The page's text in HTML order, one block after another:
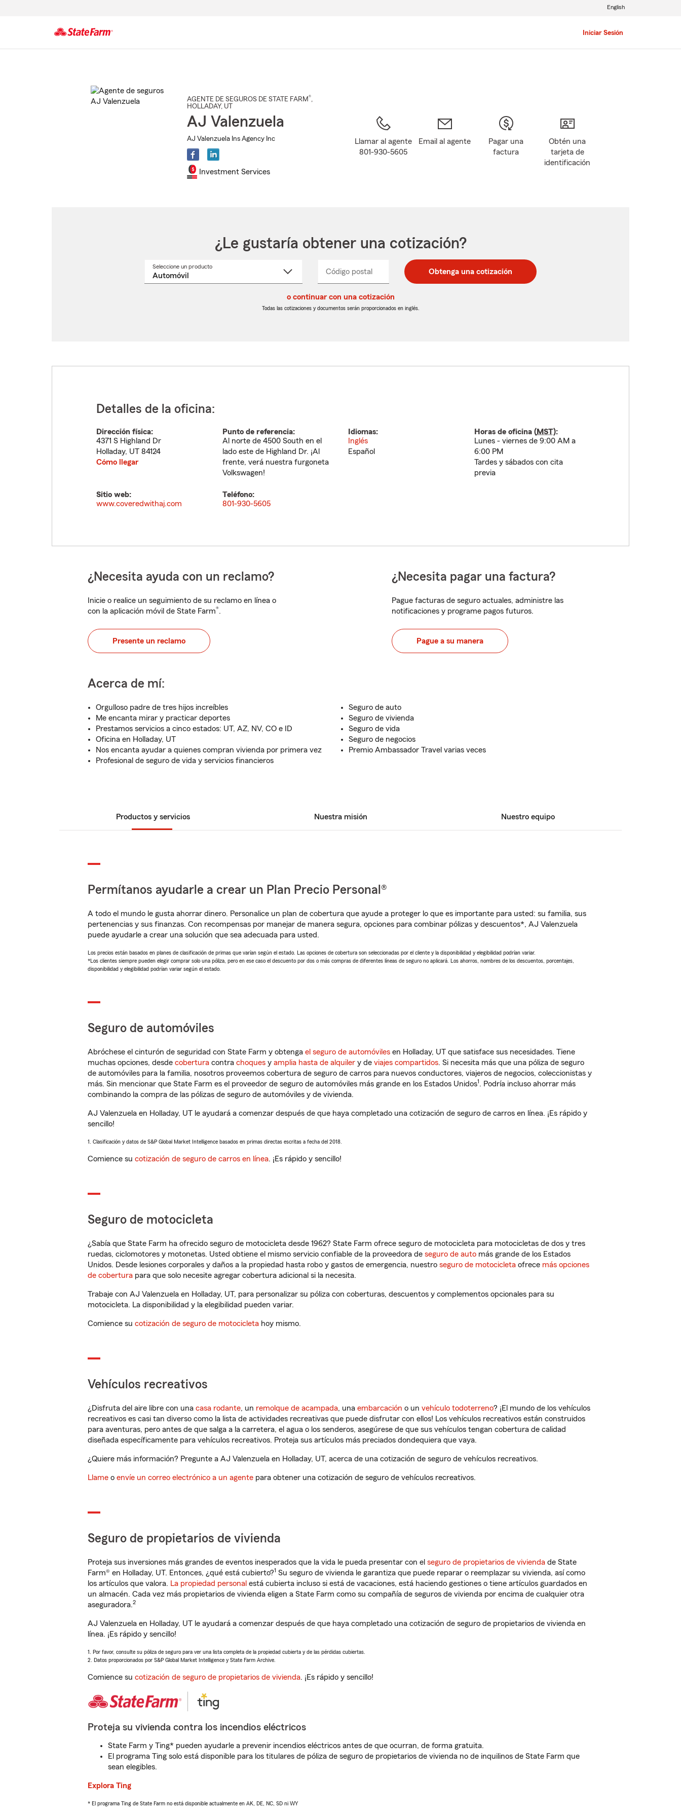
Iniciar Sesión
English
AGENTE DE SEGUROS DE STATE FARM®,
HOLLADAY, UT
AJ Valenzuela
AJ Valenzuela Ins Agency Inc
Investment Services
Llamar al agente
801-930-5605
Email al agente
Pagar una
factura
Obtén una
tarjeta de
identificación
¿Le gustaría obtener una cotización?
Seleccione un productoSeleccione
Código postal
postal
de
postal
de
_____ Obtenga una cotización
o continuar con una cotización
Todas las cotizaciones y documentos serán proporcionados en inglés.
Detalles de la oficina:
Dirección física:
4371 S Highland Dr
Holladay, UT 84124
Cómo llegar
Punto de referencia:
Al norte de 4500 South en el
lado este de Highland Dr. ¡Al
frente, verá nuestra furgoneta
Volkswagen!
Idiomas:
Inglés
Español
Horas de oficina (MST):
Lunes - viernes de 9:00 AM a
6:00 PM
Tardes y sábados con cita
previa
Sitio web:
www.coveredwithaj.com
Teléfono:
801-930-5605
¿Necesita ayuda con un reclamo?
Inicie o realice un seguimiento de su reclamo en línea o
con la aplicación móvil de State Farm®.
Presente un reclamo
¿Necesita pagar una factura?
Pague facturas de seguro actuales, administre las
notificaciones y programe pagos futuros.
Pague a su manera
Acerca de mí:
Orgulloso padre de tres hijos increíbles
Me encanta mirar y practicar deportes
Prestamos servicios a cinco estados: UT, AZ, NV, CO e ID
Oficina en Holladay, UT
Nos encanta ayudar a quienes compran vivienda por primera vez
Profesional de seguro de vida y servicios financieros
Seguro de auto
Seguro de vivienda
Seguro de vida
Seguro de negocios
Premio Ambassador Travel varias veces
Productos y servicios Nuestra misión Nuestro equipo
Permítanos ayudarle a crear un Plan Precio Personal®
A todo el mundo le gusta ahorrar dinero. Personalice un plan de cobertura que ayude a proteger lo que es importante para usted: su familia, sus
pertenencias y sus finanzas. Con recompensas por manejar de manera segura, opciones para combinar pólizas y descuentos*, AJ Valenzuela
puede ayudarle a crear una solución que sea adecuada para usted.
Los precios están basados en planes de clasificación de primas que varían según el estado. Las opciones de cobertura son seleccionadas por el cliente y la disponibilidad y elegibilidad podrían variar.
*Los clientes siempre pueden elegir comprar solo una póliza, pero en ese caso el descuento por dos o más compras de diferentes líneas de seguro no aplicará. Los ahorros, nombres de los descuentos, porcentajes,
disponibilidad y elegibilidad podrían variar según el estado.
Seguro de automóviles
Abróchese el cinturón de seguridad con State Farm y obtenga el seguro de automóviles en Holladay, UT que satisface sus necesidades. Tiene
muchas opciones, desde cobertura contra choques y amplia hasta de alquiler y de viajes compartidos. Si necesita más que una póliza de seguro
de automóviles para la familia, nosotros proveemos cobertura de seguro de carros para nuevos conductores, viajeros de negocios, coleccionistas y
más. Sin mencionar que State Farm es el proveedor de seguro de automóviles más grande en los Estados Unidos1. Podría incluso ahorrar más
combinando la compra de las pólizas de seguro de automóviles y de vivienda.
AJ Valenzuela en Holladay, UT le ayudará a comenzar después de que haya completado una cotización de seguro de carros en línea. ¡Es rápido y
sencillo!
1. Clasificación y datos de S&P Global Market Intelligence basados en primas directas escritas a fecha del 2018.
Comience su cotización de seguro de carros en línea. ¡Es rápido y sencillo!
Seguro de motocicleta
¿Sabía que State Farm ha ofrecido seguro de motocicleta desde 1962? State Farm ofrece seguro de motocicleta para motocicletas de dos y tres
ruedas, ciclomotores y motonetas. Usted obtiene el mismo servicio confiable de la proveedora de seguro de auto más grande de los Estados
Unidos. Desde lesiones corporales y daños a la propiedad hasta robo y gastos de emergencia, nuestro seguro de motocicleta ofrece más opciones
de cobertura para que solo necesite agregar cobertura adicional si la necesita.
Trabaje con AJ Valenzuela en Holladay, UT, para personalizar su póliza con coberturas, descuentos y complementos opcionales para su
motocicleta. La disponibilidad y la elegibilidad pueden variar.
Comience su cotización de seguro de motocicleta hoy mismo.
Vehículos recreativos
¿Disfruta del aire libre con una casa rodante, un remolque de acampada, una embarcación o un vehículo todoterreno? ¡El mundo de los vehículos
recreativos es casi tan diverso como la lista de actividades recreativas que puede disfrutar con ellos! Los vehículos recreativos están construidos
para aventuras, pero antes de que salga a la carretera, el agua o los senderos, asegúrese de que sus vehículos tengan cobertura de calidad
diseñada específicamente para vehículos recreativos. Proteja sus artículos más preciados dondequiera que vaya.
¿Quiere más información? Pregunte a AJ Valenzuela en Holladay, UT, acerca de una cotización de seguro de vehículos recreativos.
Llame o envíe un correo electrónico a un agente para obtener una cotización de seguro de vehículos recreativos.
Seguro de propietarios de vivienda
Proteja sus inversiones más grandes de eventos inesperados que la vida le pueda presentar con el seguro de propietarios de vivienda de State
Farm® en Holladay, UT. Entonces, ¿qué está cubierto?1 Su seguro de vivienda le garantiza que puede reparar o reemplazar su vivienda, así como
los artículos que valora. La propiedad personal está cubierta incluso si está de vacaciones, está haciendo gestiones o tiene artículos guardados en
un almacén. Cada vez más propietarios de vivienda eligen a State Farm como su compañía de seguros de vivienda por encima de cualquier otra
aseguradora.2
AJ Valenzuela en Holladay, UT le ayudará a comenzar después de que haya completado una cotización de seguro de propietarios de vivienda en
línea. ¡Es rápido y sencillo!
1. Por favor, consulte su póliza de seguro para ver una lista completa de la propiedad cubierta y de las pérdidas cubiertas.
2. Datos proporcionados por S&P Global Market Intelligence y State Farm Archive.
Comience su cotización de seguro de propietarios de vivienda. ¡Es rápido y sencillo!
Proteja su vivienda contra los incendios eléctricos
State Farm y Ting* pueden ayudarle a prevenir incendios eléctricos antes de que ocurran, de forma gratuita.
El programa Ting solo está disponible para los titulares de póliza de seguro de propietarios de vivienda no de inquilinos de State Farm que
sean elegibles.
Explora Ting
* El programa Ting de State Farm no está disponible actualmente en AK, DE, NC, SD ni WY